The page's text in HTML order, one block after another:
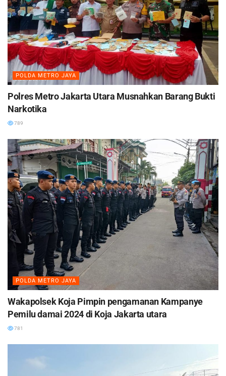
POLDA METRO JAYA
Polres Metro Jakarta Utara Musnahkan Barang Bukti
Narkotika
789
POLDA METRO JAYA
Wakapolsek Koja Pimpin pengamanan Kampanye
Pemilu damai 2024 di Koja Jakarta utara
781